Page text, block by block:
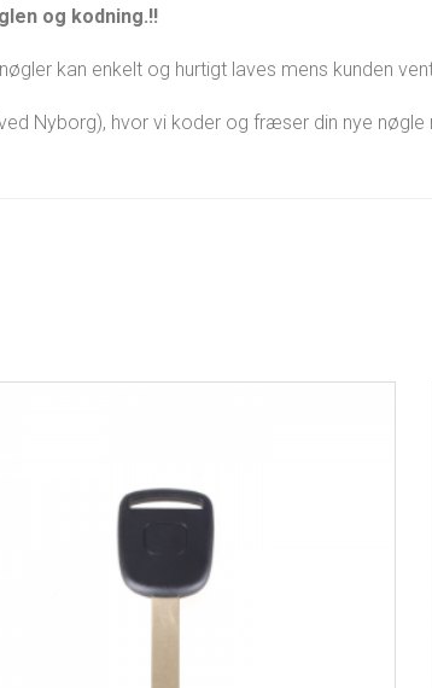
og kodning.!!
kan enkelt og hurtigt laves mens kunden
Nyborg), hvor vi koder og fræser din nye